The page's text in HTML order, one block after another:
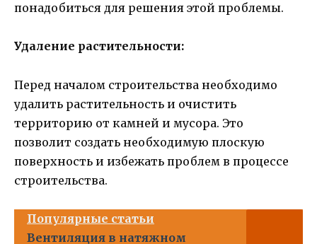
понадобиться для решения этой проблемы.
Удаление растительности:
Перед началом строительства необходимо
удалить растительность и очистить
территорию от камней и мусора. Это
позволит создать необходимую плоскую
поверхность и избежать проблем в процессе
строительства.
Популярные статьи
Вентиляция в натяжном